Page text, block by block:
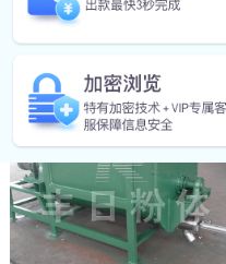
VI型强制型搅拌系列混合机
概述： ● 本厂引进吸收消化国外新技
机对较细的粉粒，凝块后或二种以上的
粉状体，含有一定水份的物料均能混
合。如对微量物相和的添加···